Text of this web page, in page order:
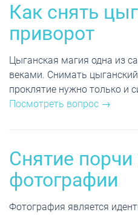
Как снять
приворот
Цыганская магия одна из
веками. Снимать
проклятие нужно только и
Посмотреть вопрос →
Снятие порчи
фотографии
Фотография является